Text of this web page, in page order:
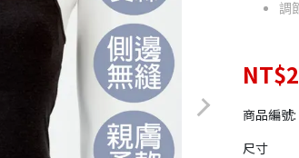
調
商品編號:
尺寸